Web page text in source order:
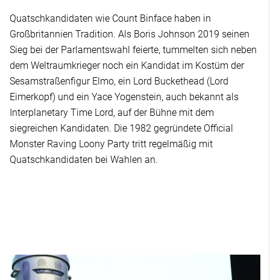
Quatschkandidaten wie Count Binface haben in
Großbritannien Tradition. Als Boris Johnson 2019 seinen
Sieg bei der Parlamentswahl feierte, tummelten sich neben
dem Weltraumkrieger noch ein Kandidat im Kostüm der
Sesamstraßenfigur Elmo, ein Lord Buckethead (Lord
Eimerkopf) und ein Yace Yogenstein, auch bekannt als
Interplanetary Time Lord, auf der Bühne mit dem
siegreichen Kandidaten. Die 1982 gegründete Official
Monster Raving Loony Party tritt regelmäßig mit
Quatschkandidaten bei Wahlen an.